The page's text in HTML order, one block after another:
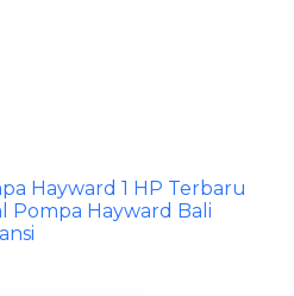
Hayward 1 HP Terbaru
Pompa Hayward Bali